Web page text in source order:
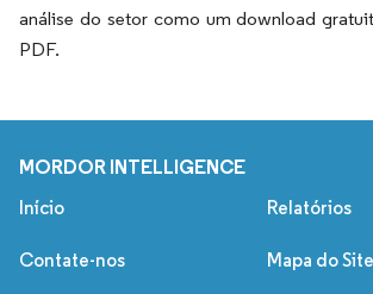
análise do setor como um download
PDF.
MORDOR INTELLIGENCE
Início Relatórios
Contate-nos Mapa do Site